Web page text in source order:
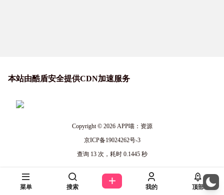
本站由酷盾安全提供CDN加速服务
Copyright © 2026APP喵：资源
京ICP备19024262号-3
查询 13 次，耗时 0.1445 秒
菜单 搜索 我的 顶部